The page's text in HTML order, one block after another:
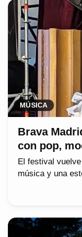
MÚSICA
Brava
con pop,
El festival
música y una